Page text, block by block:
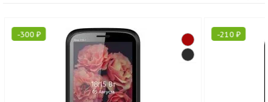
-300₽ -210₽